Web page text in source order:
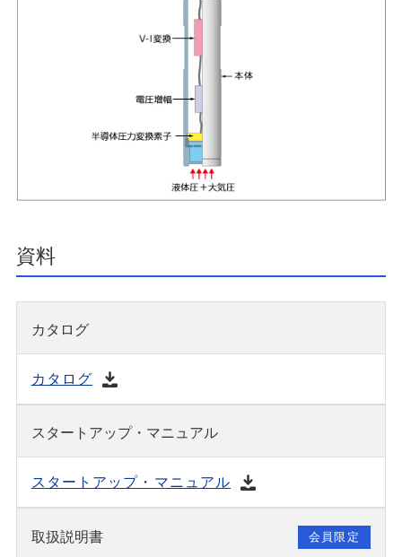
資料
カタログ
カタログ
スタートアップ・マニュアル
スタートアップ・マニュアル
取扱説明書 会員限定